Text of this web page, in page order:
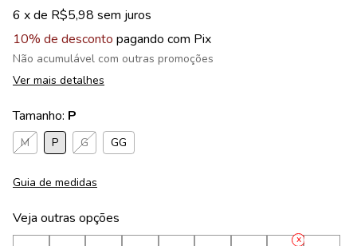
6 x de R$5,98 sem juros
10% de desconto pagando com Pix
Não acumulável com outras promoções
Ver mais detalhes
Tamanho: P
M P G GG
Guia de medidas
Veja outras opções